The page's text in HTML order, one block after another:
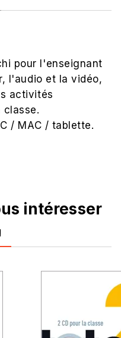
pour l'enseignant
l'audio et la vidéo,
activités
classe.
/ MAC / tablette.
intéresser